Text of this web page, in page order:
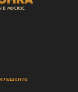
В МОСКВЕ